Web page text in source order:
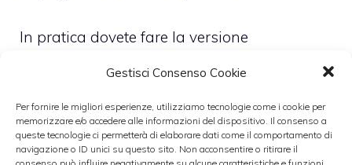
Gestisci Consenso Cookie
Per fornire le migliori esperienze, utilizziamo tecnologie come i cookie per
memorizzare e/o accedere alle informazioni del dispositivo. Il consenso a
queste tecnologie ci permetterà di elaborare dati come il comportamento di
navigazione o ID unici su questo sito. Non acconsentire o ritirare il
consenso può influire negativamente su alcune caratteristiche e funzioni.
In pratica dovete fare la versione
parte mescolate il cacio con le uova fino ad
ottenere una crema. Quando l’agnello cotto